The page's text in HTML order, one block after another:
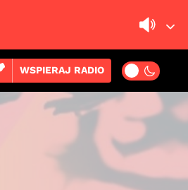
WSPIERAJ RADIO